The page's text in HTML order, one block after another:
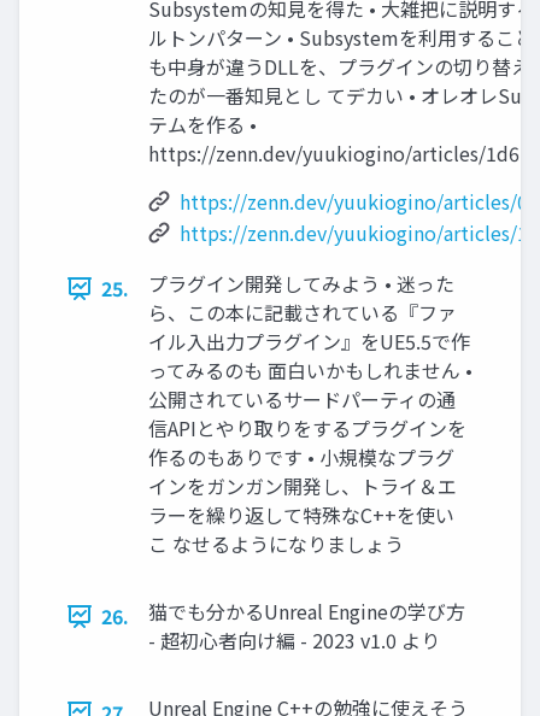
Subsystemの知見を得た • 大雑把に説明す
ルトンパターン • Subsystemを利用するこ
も中身が違うDLLを、プラグインの切り替え
たのが一番知見とし てデカい • オレオレ
テムを作る •
https://zenn.dev/yuukiogino/articles/
https://zenn.dev/yuukiogino/articles/
https://zenn.dev/yuukiogino/articles/
25.
プラグイン開発してみよう • 迷った
ら、この本に記載されている『ファ
イル入出力プラグイン』をUE5.5で作
ってみるのも 面白いかもしれません •
公開されているサードパーティの通
信APIとやり取りをするプラグインを
作るのもありです • 小規模なプラグ
インをガンガン開発し、トライ＆エ
ラーを繰り返して特殊なC++を使い
こ なせるようになりましょう
26.
猫でも分かるUnreal Engineの学び方
- 超初心者向け編 - 2023 v1.0 より
Unreal Engine C++の勉強に使えそう